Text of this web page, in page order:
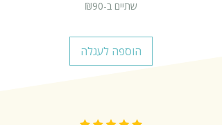
שתיים ב-₪90
הוספה לעגלה